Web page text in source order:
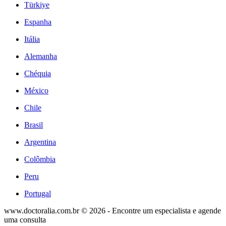
Türkiye
Espanha
Itália
Alemanha
Chéquia
México
Chile
Brasil
Argentina
Colômbia
Peru
Portugal
www.doctoralia.com.br © 2026 - Encontre um especialista e agende
uma consulta